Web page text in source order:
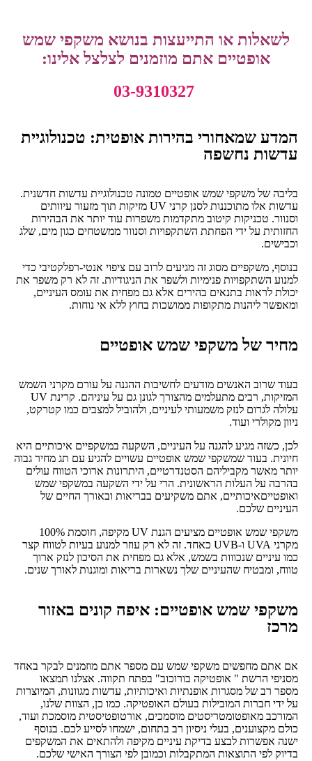
לשאלות או התייעצות בנושא משקפי שמש
אופטיים אתם מוזמנים לצלצל אלינו:
03-9310327
המדע שמאחורי בהירות אופטית: טכנולוגיית
עדשות נחשפה
בליבה של משקפי שמש אופטיים טמונה טכנולוגיית עדשות חדשנית.
עדשות אלו מתוכננות לסנן קרני UV מזיקות תוך מזעור עיוותים
וסנוור. טכניקות קיטוב מתקדמות משפרות עוד יותר את הבהירות
החזותית על ידי הפחתת השתקפויות וסנוור ממשטחים כגון מים, שלג
וכבישים.
בנוסף, משקפיים מסוג זה מגיעים לרוב עם ציפוי אנטי-רפלקטיבי כדי
למנוע השתקפויות פנימיות ולשפר את הניגודיות. זה לא רק משפר את
יכולת לראות בתנאים בהירים אלא גם מפחית את עומס העיניים,
ומאפשר ליהנות מתקופות ממושכות בחוץ ללא אי נוחות.
מחיר של משקפי שמש אופטיים
בעוד שרוב האנשים מודעים לחשיבות ההגנה על עורם מקרני השמש
המזיקות, רבים מתעלמים מהצורך לגונן גם על עיניהם. קרינת UV
עלולה לגרום לנזק משמעותי לעיניים, ולהוביל למצבים כמו קטרקט,
ניוון מקולרי ועוד.
לכן, כשזה מגיע להגנה על העיניים, השקעה במשקפיים איכותיים היא
חיונית. בעוד שמשקפי שמש אופטיים עשויים להגיע עם תג מחיר גבוה
יותר מאשר מקביליהם הסטנדרטיים, היתרונות ארוכי הטווח עולים
בהרבה על העלות הראשונית. הרי על ידי השקעה במשקפי שמש
ואופטייםאיכותיים, אתם משקיעים בבריאות ובאורך החיים של
העיניים שלכם.
משקפי שמש אופטיים מציעים הגנת UV מקיפה, חוסמת 100%
מקרני UVA ו-UVB כאחד. זה לא רק עוזר למנוע בעיות לטווח קצר
כמו עיניים שנכווות בשמש, אלא גם מפחית את הסיכון לנזק ארוך
טווח, ומבטיח שהעיניים שלך נשארות בריאות ומוגנות לאורך שנים.
משקפי שמש אופטיים: איפה קונים באזור
מרכז
אם אתם מחפשים משקפי שמש עם מספר אתם מוזמנים לבקר באחד
מסניפי הרשת " אופטיקה בורוכוב" בפתח תקווה. אצלנו תמצאו
מספר רב של מסגרות אופנתיות ואיכותיות, עדשות מגוונות, המיוצרות
על ידי חברות המובילות בעולם האופטיקה. כמו כן, הצוות שלנו,
המורכב מאופטומטריסטים מוסמכים, אורטופטיסטית מוסמכת ועוד,
כולם מקצוענים, בעלי ניסיון רב בתחום, ישמחו לסייע לכם. בנוסף
ישנה אפשרות לבצע בדיקת עיניים מקיפה ולהתאים את המשקפים
בדיוק לפי התוצאות המתקבלות וכמובן לפי הצורך האישי שלכם.